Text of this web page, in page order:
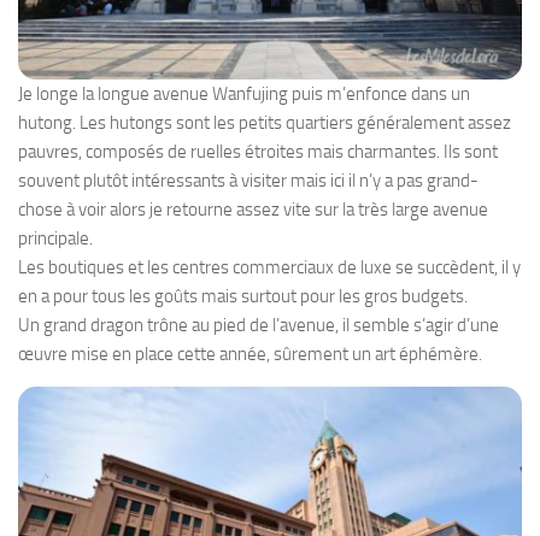
Je longe la longue avenue Wanfujing puis m’enfonce dans un
hutong. Les hutongs sont les petits quartiers généralement assez
pauvres, composés de ruelles étroites mais charmantes. Ils sont
souvent plutôt intéressants à visiter mais ici il n’y a pas grand-
chose à voir alors je retourne assez vite sur la très large avenue
principale.
Les boutiques et les centres commerciaux de luxe se succèdent, il y
en a pour tous les goûts mais surtout pour les gros budgets.
Un grand dragon trône au pied de l’avenue, il semble s’agir d’une
œuvre mise en place cette année, sûrement un art éphémère.